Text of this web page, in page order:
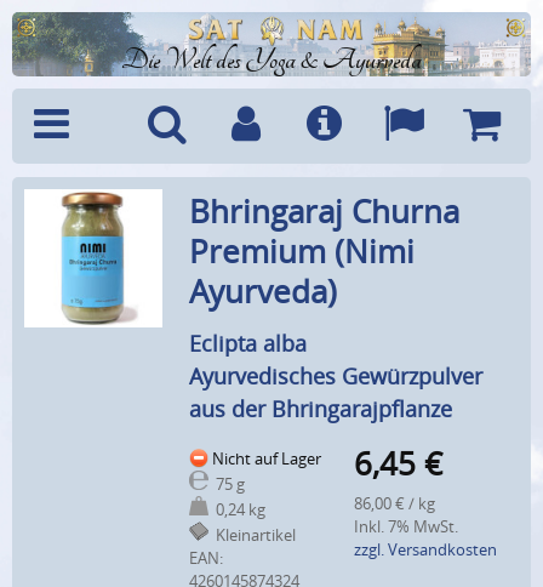
Die Welt des Yoga & Ayurveda
Menü SucheBenutzerkonto
Info Sprachen
Bhringaraj Churna
Premium (Nimi
Ayurveda)
Eclipta alba
Ayurvedisches Gewürzpulver
aus der Bhringarajpflanze
Nicht auf Lager
75 g
0,24 kg
Kleinartikel
EAN:
4260145874324
6,45 €
86,00 € / kg
Inkl. 7% MwSt.
zzgl. Versandkosten